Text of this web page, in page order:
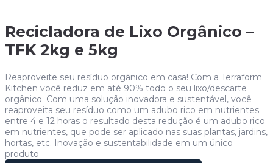
Recicladora de Lixo Orgânico –
TFK 2kg e 5kg
Reaproveite seu resíduo orgânico em casa! Com a Terraform
Kitchen você reduz em até 90% todo o seu lixo/descarte
orgânico. Com uma solução inovadora e sustentável, você
reaproveita seu resíduo como um adubo rico em nutrientes
entre 4 e 12 horas o resultado desta redução é um adubo rico
em nutrientes, que pode ser aplicado nas suas plantas, jardins,
hortas, etc. Inovação e sustentabilidade em um único
produto